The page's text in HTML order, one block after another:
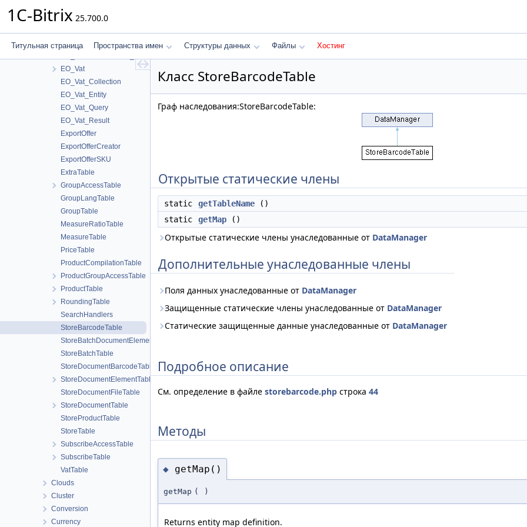
1C-Bitrix 25.700.0
Титульная страница Пространства имен Структуры данных Файлы Хостинг
EO_SubscribeAccess_Collection
EO_SubscribeAccess_Query
EO_Vat
EO_Vat_Collection
EO_Vat_Entity
EO_Vat_Query
EO_Vat_Result
ExportOffer
ExportOfferCreator
ExportOfferSKU
ExtraTable
GroupAccessTable
GroupLangTable
GroupTable
MeasureRatioTable
MeasureTable
PriceTable
ProductCompilationTable
ProductGroupAccessTable
ProductTable
RoundingTable
SearchHandlers
StoreBarcodeTable
StoreBatchDocumentElementTable
StoreBatchTable
StoreDocumentBarcodeTable
StoreDocumentElementTable
StoreDocumentFileTable
StoreDocumentTable
StoreProductTable
StoreTable
SubscribeAccessTable
SubscribeTable
VatTable
Clouds
Cluster
Conversion
Currency
Класс StoreBarcodeTable
Граф наследования:StoreBarcodeTable:
Открытые статические члены
static getTableName ()
static
getMap ()
Открытые статические члены унаследованные от DataManager
Дополнительные унаследованные члены
Поля данных унаследованные от DataManager
Защищенные статические члены унаследованные от DataManager
Статические защищенные данные унаследованные от DataManager
Подробное описание
См. определение в файле storebarcode.php строка 44
Методы
◆ getMap()
getMap ( )
Returns entity map definition.